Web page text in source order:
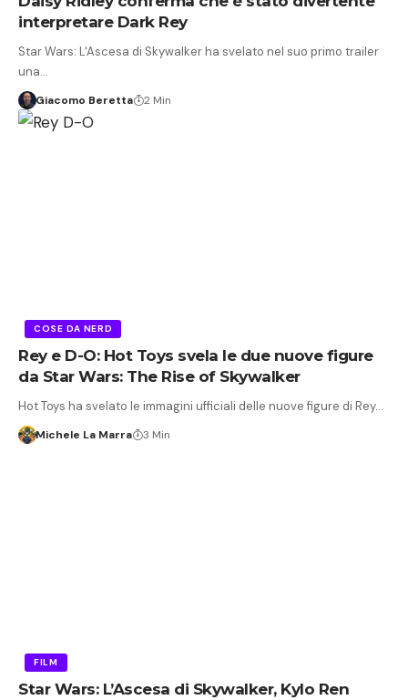
interpretare Dark Rey
Star Wars: L'Ascesa di Skywalker ha svelato nel suo primo trailer
una…
Giacomo Beretta 2 Min
COSE DA NERD
Rey e D-O: Hot Toys svela le due nuove figure
da Star Wars: The Rise of Skywalker
Hot Toys ha svelato le immagini ufficiali delle nuove figure di Rey…
Michele La Marra 3 Min
FILM
Star Wars: L’Ascesa di Skywalker, Kylo Ren